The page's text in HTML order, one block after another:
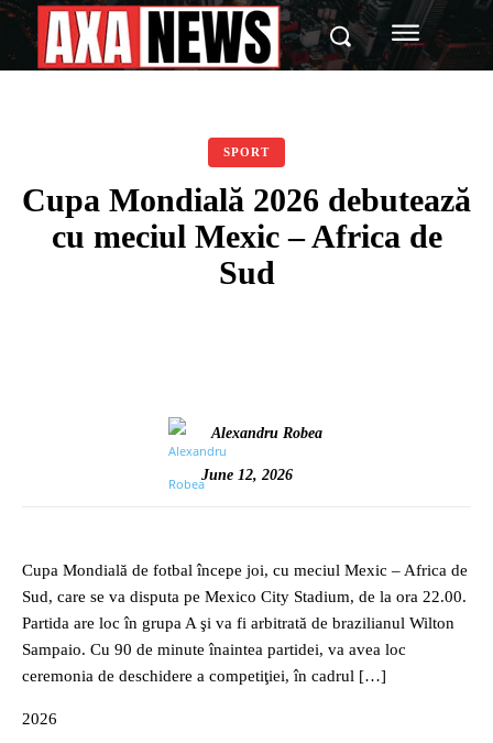
SPORT
Cupa Mondială 2026 debutează
cu meciul Mexic – Africa de
Sud
Alexandru Robea
June 12, 2026
Cupa Mondială de fotbal începe joi, cu meciul Mexic – Africa de
Sud, care se va disputa pe Mexico City Stadium, de la ora 22.00.
Partida are loc în grupa A şi va fi arbitrată de brazilianul Wilton
Sampaio. Cu 90 de minute înaintea partidei, va avea loc
ceremonia de deschidere a competiţiei, în cadrul […]
2026